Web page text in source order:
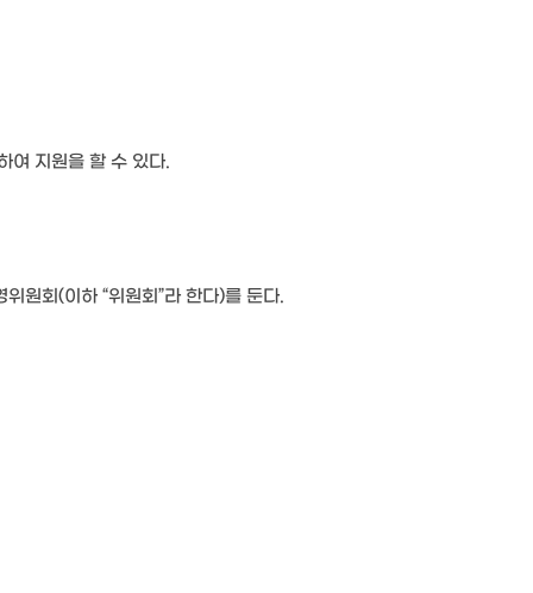
여 지원을 할 수 있다.
원회(이하 “위원회”라 한다)를 둔다.